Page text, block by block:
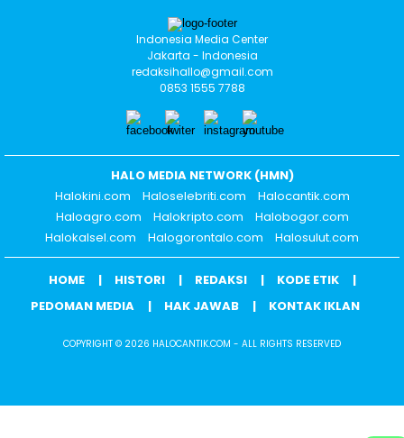
Indonesia Media Center
Jakarta - Indonesia
redaksihallo@gmail.com
0853 1555 7788
HALO MEDIA NETWORK (HMN)
Halokini.com
Haloselebriti.com
Halocantik.com
Haloagro.com
Halokripto.com
Halobogor.com
Halokalsel.com
Halogorontalo.com Halosulut.com
HOME HISTORI REDAKSI
KODE ETIK
PEDOMAN MEDIA
HAK JAWAB KONTAK IKLAN
COPYRIGHT © 2026 HALOCANTIK.COM - ALL RIGHTS RESERVED